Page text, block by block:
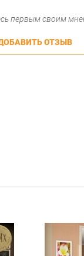
первым своим
ОТЗЫВ